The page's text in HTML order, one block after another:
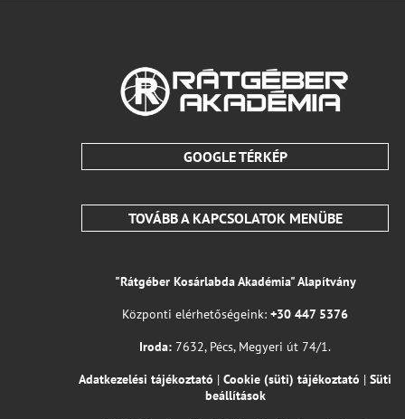
GOOGLE TÉRKÉP
TOVÁBB A KAPCSOLATOK MENÜBE
"Rátgéber Kosárlabda Akadémia" Alapítvány
Központi elérhetőségeink: +30 447 5376
Iroda: 7632, Pécs, Megyeri út 74/1.
Adatkezelési tájékoztató | Cookie (süti) tájékoztató | Süti
beállítások